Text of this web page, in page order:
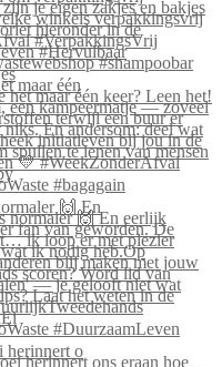
maar één
🙌 En
herinnert o